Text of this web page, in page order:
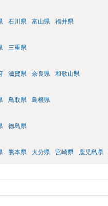
石川県 富山県 福井県
三重県
滋賀県 奈良県 和歌山県
鳥取県 島根県
徳島県
熊本県 大分県 宮崎県 鹿児島県